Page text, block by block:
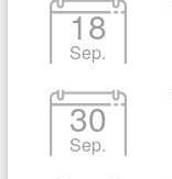
18
Sep.
30
Sep.